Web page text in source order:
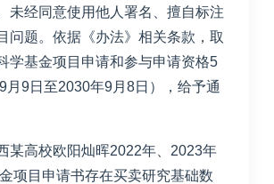
未经同意使用他人署名、擅自标注
问题。依据《办法》相关条款，取
学基金项目申请和参与申请资格5
月9日至2030年9月8日），给予通
某高校欧阳灿晖2022年、2023年
项目申请书存在买卖研究基础数